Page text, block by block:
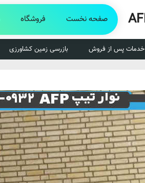
صفحه نخست فروشگاه
خدمات پس از فروش بازرسی زمین کشاورزی